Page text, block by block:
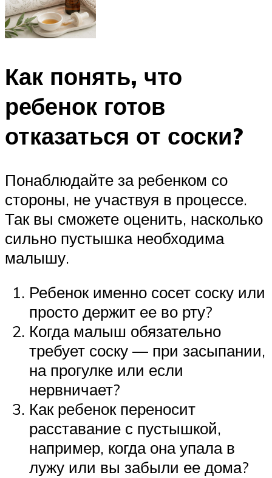
Как понять, что
ребенок готов
отказаться от соски?
Понаблюдайте за ребенком со
стороны, не участвуя в процессе.
Так вы сможете оценить, насколько
сильно пустышка необходима
малышу.
Ребенок именно сосет соску или
просто держит ее во рту?
Когда малыш обязательно
требует соску — при засыпании,
на прогулке или если
нервничает?
Как ребенок переносит
расставание с пустышкой,
например, когда она упала в
лужу или вы забыли ее дома?